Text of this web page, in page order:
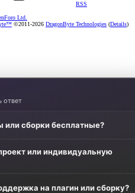
RSS
Ltd.
©2011-2026 DragonByte Technologies (Details)
ответ
или сборки бесплатные?
или индивидуальную
на плагин или сборку?